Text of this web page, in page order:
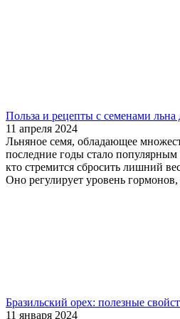
Польза и рецепты с семенами льна
11 апреля 2024
Льняное семя, обладающее
последние годы стало
кто стремится сбросить лишний
Оно регулирует уровень
Бразильский орех: полезные
11 января 2024